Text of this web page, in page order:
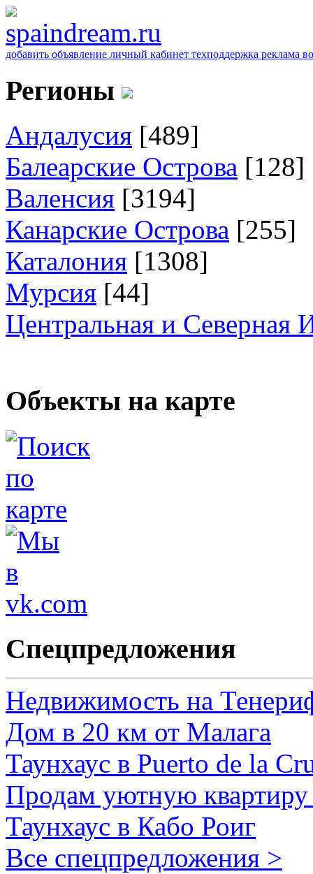
добавить объявление личный кабинет техподдержка реклама
Регионы
Андалусия [489]
Балеарские Острова [128]
Валенсия [3194]
Канарские Острова [255]
Каталония [1308]
Мурсия [44]
Центральная и Северная
Объекты на карте
Спецпредложения
Недвижимость на
Дом в 20 км от Малага
Таунхаус в Puerto de la
Продам уютную
Таунхаус в Кабо Роиг
Все спецпредложения >